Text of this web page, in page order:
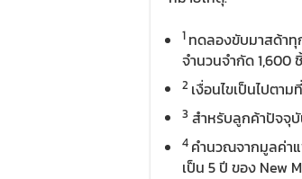
1 ทดลองขับมาสด้า
จำนวนจำกัด 1,600
2 เงื่อนไขเป็นไปตา
3 สำหรับลูกค้าปัจจุบั
4 คำนวณจากมูลค่าแ
เป็น 5 ปี ของ New